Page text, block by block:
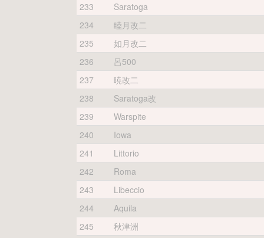
233
Saratoga
234
睦月改二
235
如月改二
236
呂500
237
暁改二
238
Saratoga改
239
Warspite
240
Iowa
241
Littorio
242
Roma
243
Libeccio
244
Aquila
245
秋津洲